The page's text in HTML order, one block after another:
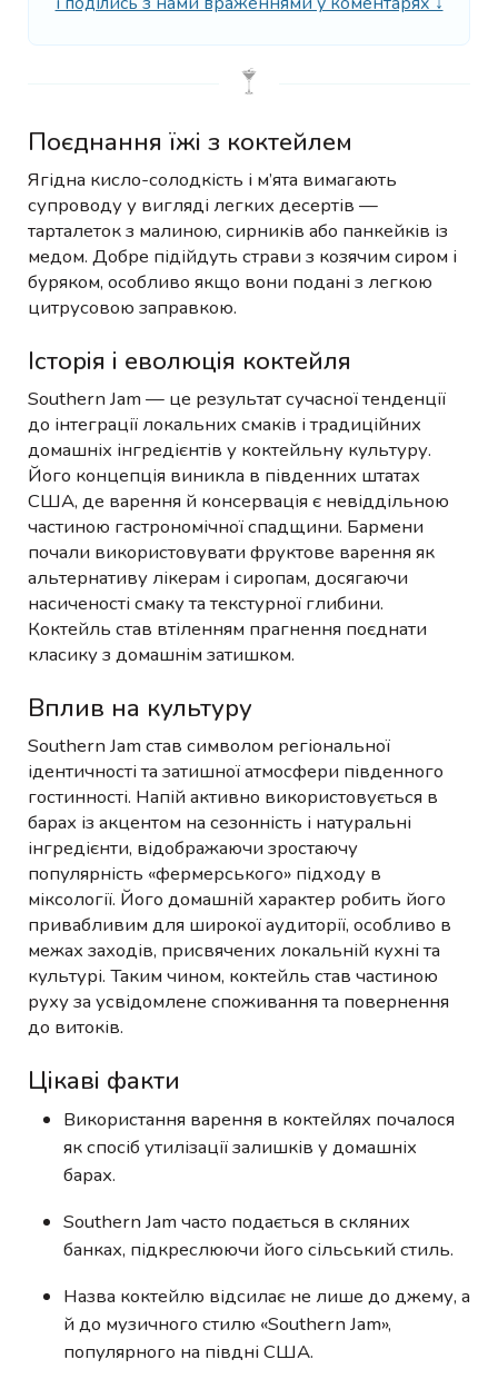
Поєднання їжі з коктейлем
Ягідна кисло-солодкість і м’ята вимагають
супроводу у вигляді легких десертів —
тарталеток з малиною, сирників або панкейків із
медом. Добре підійдуть страви з козячим сиром і
буряком, особливо якщо вони подані з легкою
цитрусовою заправкою.
Історія і еволюція коктейля
Southern Jam — це результат сучасної тенденції
до інтеграції локальних смаків і традиційних
домашніх інгредієнтів у коктейльну культуру.
Його концепція виникла в південних штатах
США, де варення й консервація є невіддільною
частиною гастрономічної спадщини. Бармени
почали використовувати фруктове варення як
альтернативу лікерам і сиропам, досягаючи
насиченості смаку та текстурної глибини.
Коктейль став втіленням прагнення поєднати
класику з домашнім затишком.
Вплив на культуру
Southern Jam став символом регіональної
ідентичності та затишної атмосфери південного
гостинності. Напій активно використовується в
барах із акцентом на сезонність і натуральні
інгредієнти, відображаючи зростаючу
популярність «фермерського» підходу в
міксології. Його домашній характер робить його
привабливим для широкої аудиторії, особливо в
межах заходів, присвячених локальній кухні та
культурі. Таким чином, коктейль став частиною
руху за усвідомлене споживання та повернення
до витоків.
Цікаві факти
Використання варення в коктейлях почалося
як спосіб утилізації залишків у домашніх
барах.
Southern Jam часто подається в скляних
банках, підкреслюючи його сільський стиль.
Назва коктейлю відсилає не лише до джему, а
й до музичного стилю «Southern Jam»,
популярного на півдні США.